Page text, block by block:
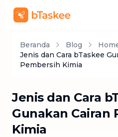
Beranda Blog
Jenis dan Cara bTaskee
Pembersih Kimia
Jenis dan Cara
Gunakan Cairan
Kimia